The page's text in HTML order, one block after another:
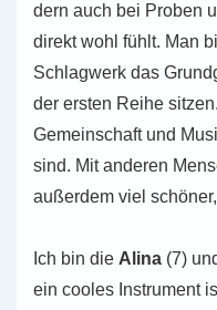
dern auch bei Proben
direkt wohl fühlt. Man
Schlag­werk das
der ersten Reihe
Gemein­schaft und
sind. Mit ande­ren
außer­dem viel
Ich bin die Alina (7)
ein cooles Instru­ment